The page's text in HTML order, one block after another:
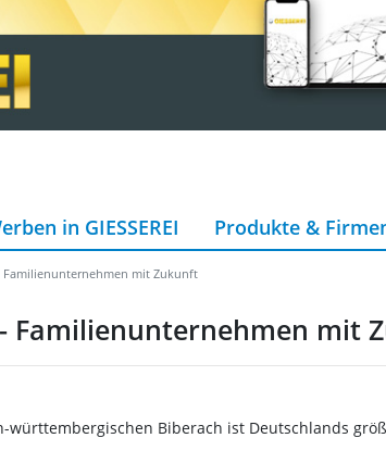
in GIESSEREI Produkte &
mit Zukunft
Familienunternehmen mit
württembergischen Biberach ist Deutschlands